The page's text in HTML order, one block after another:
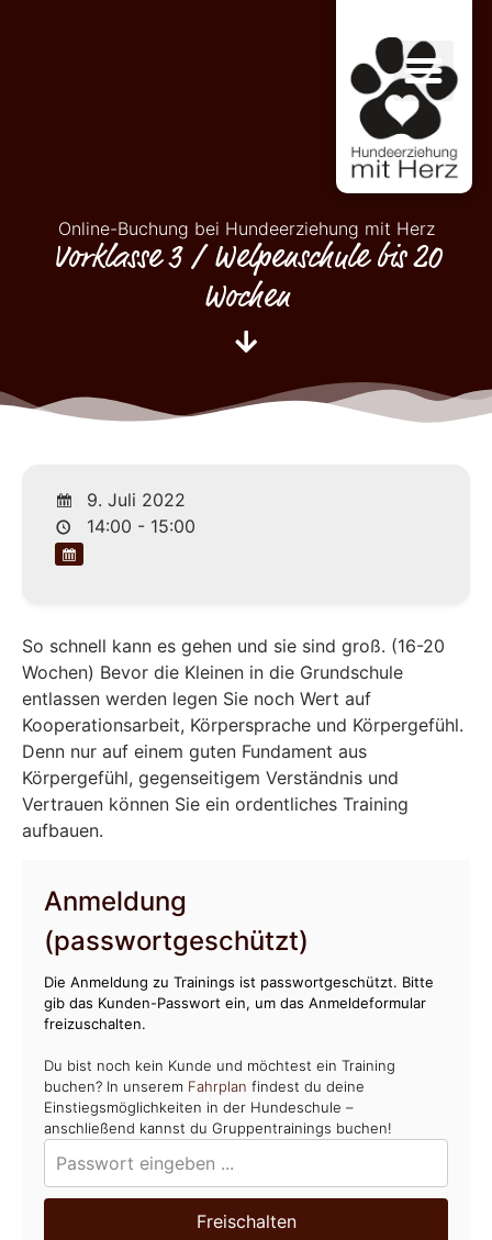
Online-Buchung bei Hundeerziehung mit Herz
Vorklasse 3 / Welpenschule bis 20
Wochen
9. Juli 2022
14:00 - 15:00
So schnell kann es gehen und sie sind groß. (16-20
Wochen) Bevor die Kleinen in die Grundschule
entlassen werden legen Sie noch Wert auf
Kooperationsarbeit, Körpersprache und Körpergefühl.
Denn nur auf einem guten Fundament aus
Körpergefühl, gegenseitigem Verständnis und
Vertrauen können Sie ein ordentliches Training
aufbauen.
Anmeldung
(passwortgeschützt)
Die Anmeldung zu Trainings ist passwortgeschützt. Bitte
gib das Kunden-Passwort ein, um das Anmeldeformular
freizuschalten.
Du bist noch kein Kunde und möchtest ein Training
buchen? In unserem Fahrplan findest du deine
Einstiegsmöglichkeiten in der Hundeschule –
anschließend kannst du Gruppentrainings buchen!
Freischalten